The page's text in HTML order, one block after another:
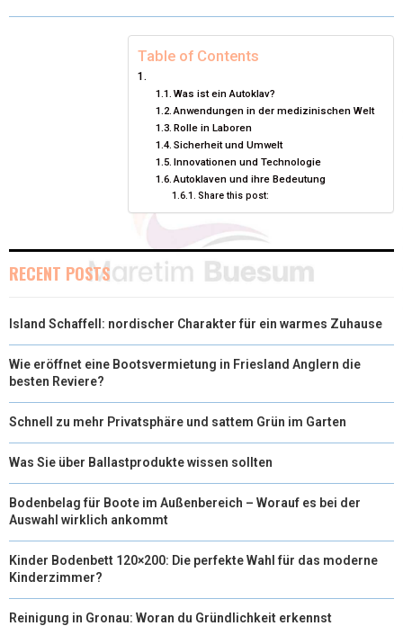
W E
B
O
T
E
S
T
K
I
I
Table of Contents
Was ist ein Autoklav?
Anwendungen in der medizinischen Welt
Rolle in Laboren
Sicherheit und Umwelt
Innovationen und Technologie
Autoklaven und ihre Bedeutung
Share this post:
RECENT POSTS
Island Schaffell: nordischer Charakter für ein warmes Zuhause
Wie eröffnet eine Bootsvermietung in Friesland Anglern die
besten Reviere?
Schnell zu mehr Privatsphäre und sattem Grün im Garten
Was Sie über Ballastprodukte wissen sollten
Bodenbelag für Boote im Außenbereich – Worauf es bei der
Auswahl wirklich ankommt
Kinder Bodenbett 120×200: Die perfekte Wahl für das moderne
Kinderzimmer?
Reinigung in Gronau: Woran du Gründlichkeit erkennst